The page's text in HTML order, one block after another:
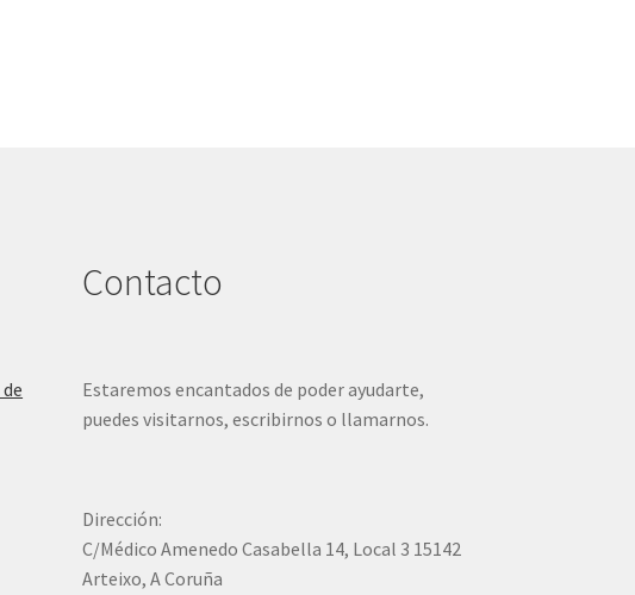
Contacto
Estaremos encantados de poder ayudarte,
puedes visitarnos, escribirnos o llamarnos.
Dirección:
C/Médico Amenedo Casabella 14, Local 3 15142
Arteixo, A Coruña